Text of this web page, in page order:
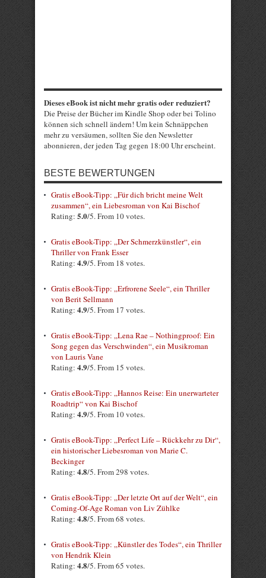
Dieses eBook ist nicht mehr gratis oder reduziert?
Die Preise der Bücher im Kindle Shop oder bei Tolino
können sich schnell ändern! Um kein Schnäppchen
mehr zu versäumen, sollten Sie den Newsletter
abonnieren, der jeden Tag gegen 18:00 Uhr erscheint.
BESTE BEWERTUNGEN
Gratis eBook-Tipp: „Für dich bricht meine Welt
zusammen“, ein Liebesroman von Kai Bischof
Rating: 5.0/5. From 10 votes.
Gratis eBook-Tipp: „Der Schmerzkünstler“, ein
Thriller von Frank Esser
Rating: 4.9/5. From 18 votes.
Gratis eBook-Tipp: „Erfrorene Seele“, ein Thriller
von Berit Sellmann
Rating: 4.9/5. From 17 votes.
Gratis eBook-Tipp: „Lena Rae – Nothingproof: Ein
Song gegen das Verschwinden“, ein Musikroman
von Lauris Vane
Rating: 4.9/5. From 15 votes.
Gratis eBook-Tipp: „Hannos Reise: Ein unerwarteter
Roadtrip“ von Kai Bischof
Rating: 4.9/5. From 10 votes.
Gratis eBook-Tipp: „Perfect Life – Rückkehr zu Dir“,
ein historischer Liebesroman von Marie C.
Beckinger
Rating: 4.8/5. From 298 votes.
Gratis eBook-Tipp: „Der letzte Ort auf der Welt“, ein
Coming-Of-Age Roman von Liv Zühlke
Rating: 4.8/5. From 68 votes.
Gratis eBook-Tipp: „Künstler des Todes“, ein Thriller
von Hendrik Klein
Rating: 4.8/5. From 65 votes.